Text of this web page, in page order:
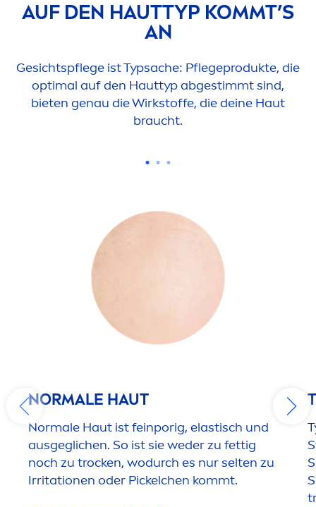
AUF DEN HAUTTYP KOMMT’S
AN
Gesichtspflege ist Typsache: Pflegeprodukte, die
optimal auf den Hauttyp abgestimmt sind,
bieten genau die Wirkstoffe, die deine Haut
braucht.
NORMALE HAUT
Normale Haut ist feinporig, elastisch und
ausgeglichen. So ist sie weder zu fettig
noch zu trocken, wodurch es nur selten zu
Irritationen oder Pickelchen kommt.
T
t